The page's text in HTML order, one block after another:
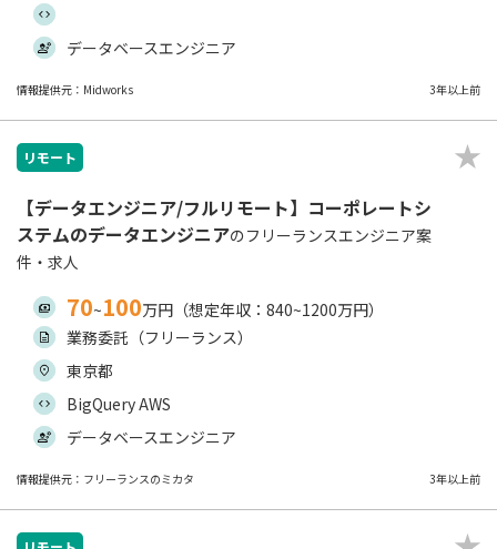
データベースエンジニア
情報提供元：Midworks 3年以上前
リモート
【データエンジニア/フルリモート】コーポレートシ
ステムのデータエンジニアのフリーランスエンジニア案
件・求人
70~100万円（想定年収：840~1200万円）
業務委託（フリーランス）
東京都
BigQuery AWS
データベースエンジニア
情報提供元：フリーランスのミカタ 3年以上前